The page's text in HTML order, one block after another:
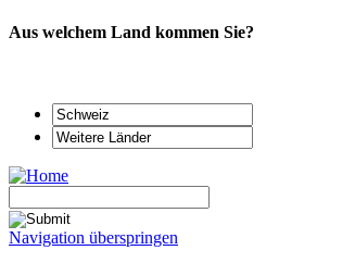
Aus welchem Land kommen Sie?
Navigation überspringen